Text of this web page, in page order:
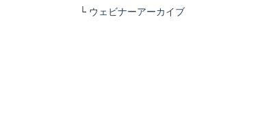
└ ウェビナーアーカイブ